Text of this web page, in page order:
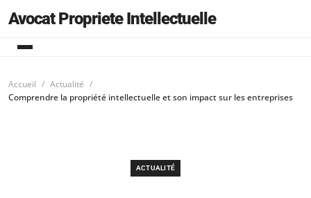
Avocat Propriete Intellectuelle
Accueil
Actualité
Comprendre la propriété intellectuelle et son impact sur les entreprises
ACTUALITÉ